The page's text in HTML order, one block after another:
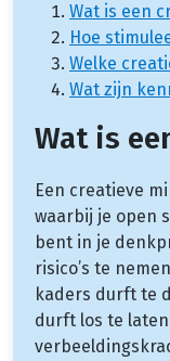
Wat is een
Hoe
Welke
Wat zijn
Wat is
Een creatieve
waarbij je open
bent in je
risico’s te
kaders durft te
durft los te